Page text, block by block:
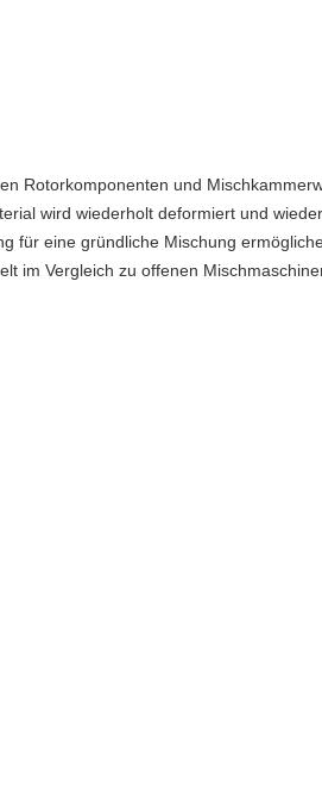
Rotorkomponenten und
wird wiederholt deformiert und
für eine gründliche Mischung
im Vergleich zu offenen